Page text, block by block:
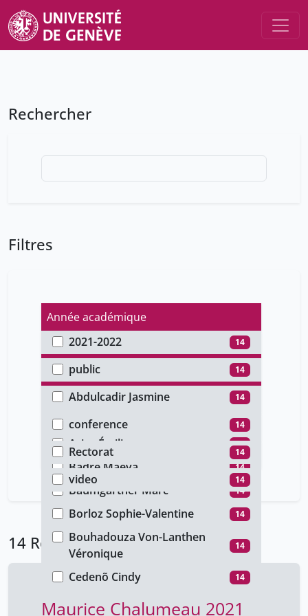
Rechercher
Filtres
Année académique
2021-2022
14
Type d'accès
public
14
Auteur
Abdulcadir Jasmine
14
Arena Francesca 14
Arias Émilie 14
Badré Maéva 14
Baumgartner Marc 14
Borloz Sophie-Valentine 14
Bouhadouza Von-Lanthen
Véronique
14
Cedenõ Cindy 14
Chatelain Thierry 14
Type de document
conference
14
Faculté
Rectorat
14
Type de média
video
14
14 Résultats
Maurice Chalumeau 2021